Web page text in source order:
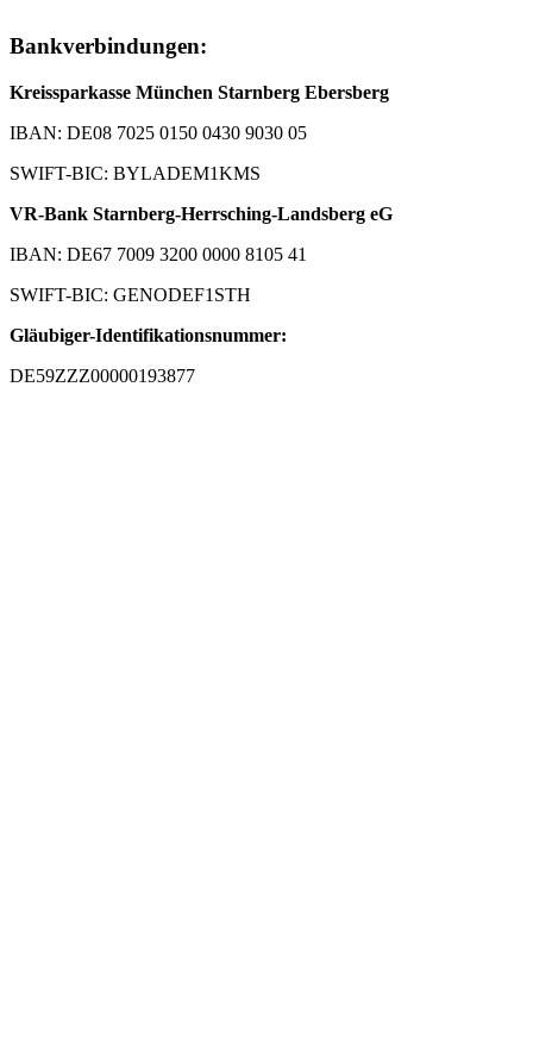
Bankverbindungen:
Kreissparkasse München Starnberg Ebersberg
IBAN: DE08 7025 0150 0430 9030 05
SWIFT-BIC: BYLADEM1KMS
VR-Bank Starnberg-Herrsching-Landsberg eG
IBAN: DE67 7009 3200 0000 8105 41
SWIFT-BIC: GENODEF1STH
Gläubiger-Identifikationsnummer:
DE59ZZZ00000193877